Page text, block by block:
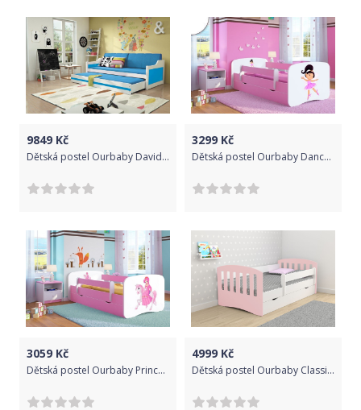
9849 Kč
Dětská postel Ourbaby David modrá 200x90 cm
3299 Kč
Dětská postel Ourbaby Dancers růžová 160x80 cm
3059 Kč
Dětská postel Ourbaby Princess růžová 140x70 cm
4999 Kč
Dětská postel Ourbaby Classic růžová 180x80 cm